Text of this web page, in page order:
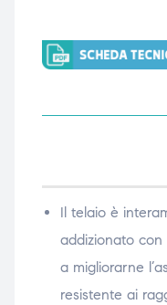
Il telaio è
addizionato con
a migliorarne
resistente ai